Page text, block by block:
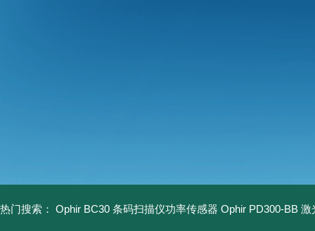
热门搜索： Ophir BC30 条码扫描仪功率传感器 Ophir PD300-BB